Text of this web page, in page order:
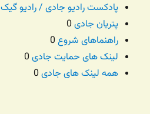
پادکست رادیو جادی / رادیو گیک
پتریان جادی
راهنماهای شروع
لینک های حمایت جادی
همه لینک های جادی